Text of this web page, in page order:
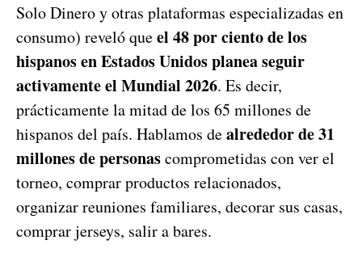
Solo Dinero y otras plataformas especializadas en
consumo) reveló queel 48 por ciento de los
hispanos en Estados Unidos planea seguir
activamente el Mundial 2026. Es decir,
prácticamente la mitad de los 65 millones de
hispanos del país. Hablamos dealrededor de 31
millones de personascomprometidas con ver el
torneo, comprar productos relacionados,
organizar reuniones familiares, decorar sus casas,
comprar jerseys, salir a bares.